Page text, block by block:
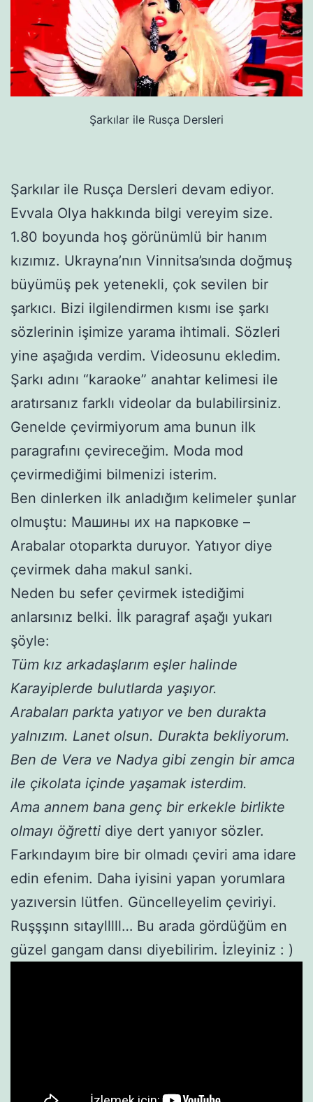
Şarkılar ile Rusça Dersleri
Şarkılar ile Rusça Dersleri devam ediyor.
Evvala Olya hakkında bilgi vereyim size.
1.80 boyunda hoş görünümlü bir hanım
kızımız. Ukrayna’nın Vinnitsa’sında doğmuş
büyümüş pek yetenekli, çok sevilen bir
şarkıcı. Bizi ilgilendirmen kısmı ise şarkı
sözlerinin işimize yarama ihtimali. Sözleri
yine aşağıda verdim. Videosunu ekledim.
Şarkı adını “karaoke” anahtar kelimesi ile
aratırsanız farklı videolar da bulabilirsiniz.
Genelde çevirmiyorum ama bunun ilk
paragrafını çevireceğim. Moda mod
çevirmediğimi bilmenizi isterim.
Ben dinlerken ilk anladığım kelimeler şunlar
olmuştu: Машины их на парковке –
Arabalar otoparkta duruyor. Yatıyor diye
çevirmek daha makul sanki.
Neden bu sefer çevirmek istediğimi
anlarsınız belki. İlk paragraf aşağı yukarı
şöyle:
Tüm kız arkadaşlarım eşler halinde
Karayiplerde bulutlarda yaşıyor.
Arabaları parkta yatıyor ve ben durakta
yalnızım. Lanet olsun. Durakta bekliyorum.
Ben de Vera ve Nadya gibi zengin bir amca
ile çikolata içinde yaşamak isterdim.
Ama annem bana genç bir erkekle birlikte
olmayı öğretti diye dert yanıyor sözler.
Farkındayım bire bir olmadı çeviri ama idare
edin efenim. Daha iyisini yapan yorumlara
yazıversin lütfen. Güncelleyelim çeviriyi.
Ruşşşınn sıtaylllll… Bu arada gördüğüm en
güzel gangam dansı diyebilirim. İzleyiniz : )